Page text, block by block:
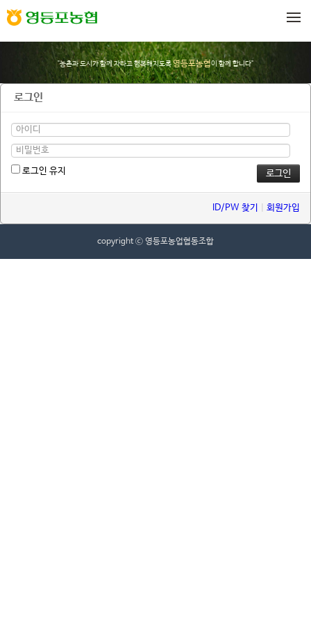
"농촌과 도시가 함께 자라고 행복해지도록영등포농협이 함께 합니다"
로그인
로그인 유지
ID/PW 찾기 회원가입
copyright ⓒ 영등포농업협동조합